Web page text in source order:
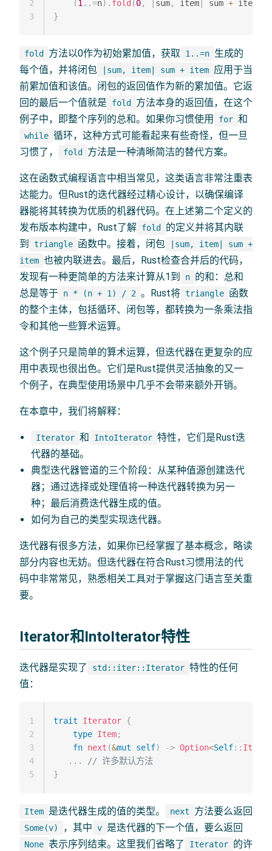
(1..=n) . fold (0, sum, item sum + item
}
2
3
fold 方法以0作为初始累加值，获取 1..=n 生成的
每个值，并将闭包
|sum, item| sum + item 应用于当
前累加值和该值。闭包的返回值作为新的累加值。它返
回的最后一个值就是
fold
方法本身的返回值，在这个
例子中，即整个序列的总和。如果你习惯使用
for 和
while 循环，这种方式可能看起来有些奇怪，但一旦
习惯了，
fold 方法是一种清晰简洁的替代方案。
这在函数式编程语言中相当常见，这类语言非常注重表
达能力。但Rust的迭代器经过精心设计，以确保编译
器能将其转换为优质的机器代码。在上述第二个定义的
发布版本构建中，Rust了解 fold
的定义并将其内联
到
triangle 函数中。接着，闭包
|sum, item| sum +
item 也被内联进去。最后，Rust检查合并后的代码，
发现有一种更简单的方法来计算从1到
n 的和：总和
总是等于 n * (n + 1) / 2 。Rust将 triangle 函数
的整个主体，包括循环、闭包等，都转换为一条乘法指
令和其他一些算术运算。
这个例子只是简单的算术运算，但迭代器在更复杂的应
用中表现也很出色。它们是Rust提供灵活抽象的又一
个例子，在典型使用场景中几乎不会带来额外开销。
在本章中，我们将解释：
Iterator 和 IntoIterator 特性，它们是Rust迭
代器的基础。
典型迭代器管道的三个阶段：从某种值源创建迭代
器；通过选择或处理值将一种迭代器转换为另一
种；最后消费迭代器生成的值。
如何为自己的类型实现迭代器。
迭代器有很多方法，如果你已经掌握了基本概念，略读
部分内容也无妨。但迭代器在符合Rust习惯用法的代
码中非常常见，熟悉相关工具对于掌握这门语言至关重
要。
Iterator和IntoIterator特性
迭代器是实现了 std::iter::Iterator 特性的任何
值：
trait Iterator {
type Item;
fn next (&mut self) -> Option<Self:: Item
...
// 许多默认方法
}
1
2
3
4
5
Item 是迭代器生成的值的类型。 next 方法要么返回
Some(v) ，其中 v 是迭代器的下一个值，要么返回
None 表示序列结束。这里我们省略了 Iterator 的许